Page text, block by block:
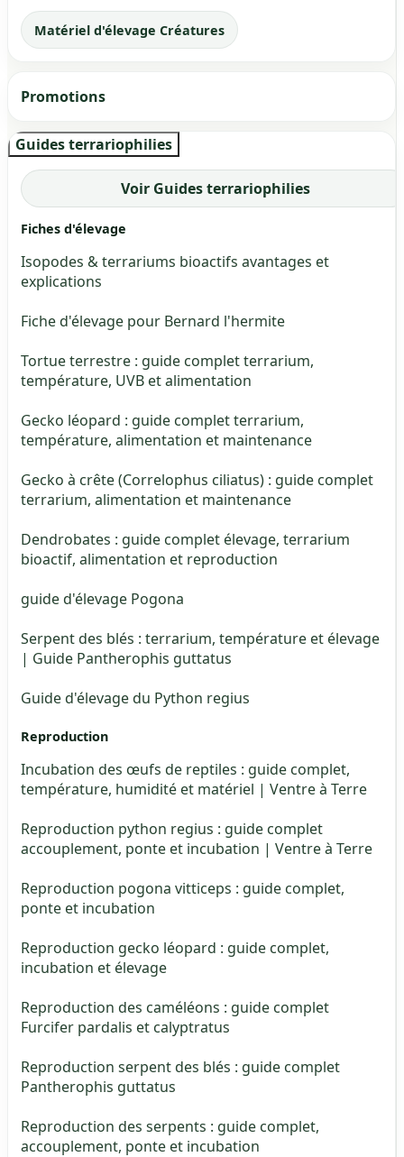
Matériel d'élevage Créatures
Promotions
Guides terrariophilies
Voir Guides terrariophilies
Fiches d'élevage
Isopodes & terrariums bioactifs avantages et
explications
Fiche d'élevage pour Bernard l'hermite
Tortue terrestre : guide complet terrarium,
température, UVB et alimentation
Gecko léopard : guide complet terrarium,
température, alimentation et maintenance
Gecko à crête (Correlophus ciliatus) : guide complet
terrarium, alimentation et maintenance
Dendrobates : guide complet élevage, terrarium
bioactif, alimentation et reproduction
guide d'élevage Pogona
Serpent des blés : terrarium, température et élevage
| Guide Pantherophis guttatus
Guide d'élevage du Python regius
Reproduction
Incubation des œufs de reptiles : guide complet,
température, humidité et matériel | Ventre à Terre
Reproduction python regius : guide complet
accouplement, ponte et incubation | Ventre à Terre
Reproduction pogona vitticeps : guide complet,
ponte et incubation
Reproduction gecko léopard : guide complet,
incubation et élevage
Reproduction des caméléons : guide complet
Furcifer pardalis et calyptratus
Reproduction serpent des blés : guide complet
Pantherophis guttatus
Reproduction des serpents : guide complet,
accouplement, ponte et incubation